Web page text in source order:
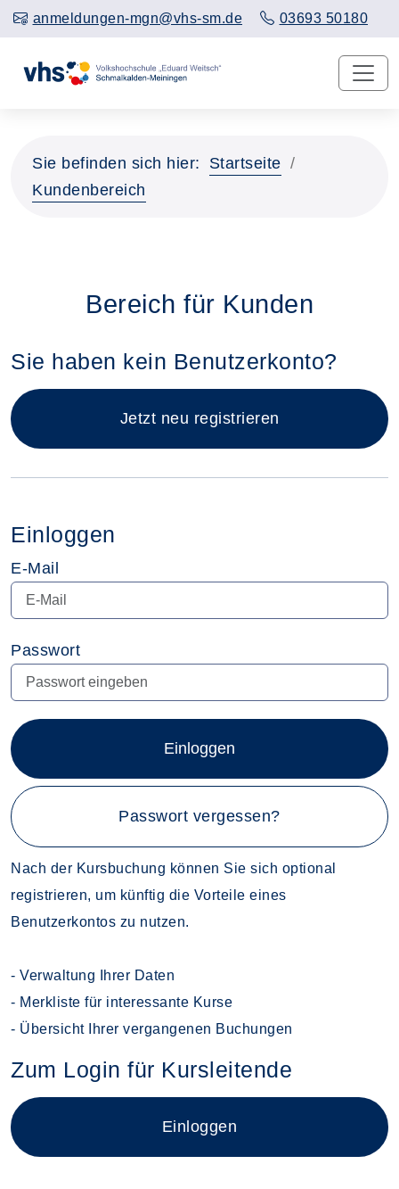
anmeldungen-mgn@vhs-sm.de 03693 50180
Sie befinden sich hier:
Startseite
Kundenbereich
Bereich für Kunden
Sie haben kein Benutzerkonto?
Jetzt neu registrieren
Einloggen
E-Mail
Passwort
Einloggen
Passwort vergessen?
Nach der Kursbuchung können Sie sich optional
registrieren, um künftig die Vorteile eines
Benutzerkontos zu nutzen.
- Verwaltung Ihrer Daten
- Merkliste für interessante Kurse
- Übersicht Ihrer vergangenen Buchungen
Zum Login für Kursleitende
Login für Kursleitende im
Einloggen